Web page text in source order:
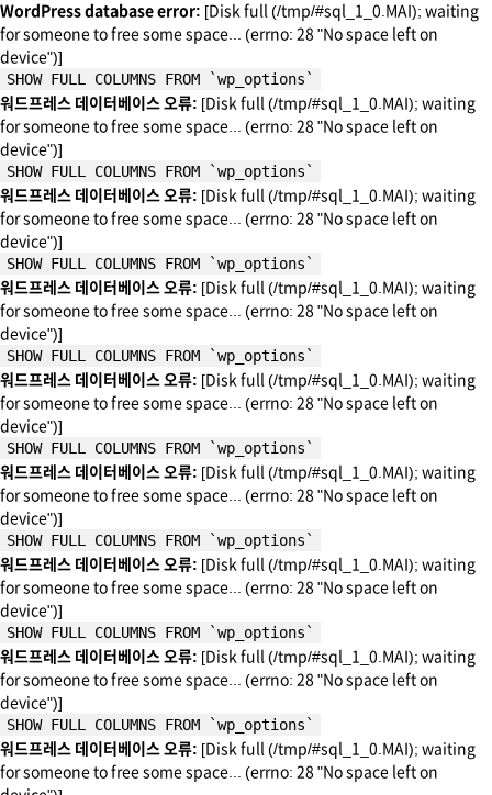
WordPress database error: [Disk full (/tmp/#sql_1_0.MAI); waiting
for someone to free some space... (errno: 28 "No space left on
device")]
SHOW FULL COLUMNS FROM `wp_options`
워드프레스 데이터베이스 오류: [Disk full (/tmp/#sql_1_0.MAI); waiting
for someone to free some space... (errno: 28 "No space left on
device")]
SHOW FULL COLUMNS FROM `wp_options`
워드프레스 데이터베이스 오류: [Disk full (/tmp/#sql_1_0.MAI); waiting
for someone to free some space... (errno: 28 "No space left on
device")]
SHOW FULL COLUMNS FROM `wp_options`
워드프레스 데이터베이스 오류: [Disk full (/tmp/#sql_1_0.MAI); waiting
for someone to free some space... (errno: 28 "No space left on
device")]
SHOW FULL COLUMNS FROM `wp_options`
워드프레스 데이터베이스 오류: [Disk full (/tmp/#sql_1_0.MAI); waiting
for someone to free some space... (errno: 28 "No space left on
device")]
SHOW FULL COLUMNS FROM `wp_options`
워드프레스 데이터베이스 오류: [Disk full (/tmp/#sql_1_0.MAI); waiting
for someone to free some space... (errno: 28 "No space left on
device")]
SHOW FULL COLUMNS FROM `wp_options`
워드프레스 데이터베이스 오류: [Disk full (/tmp/#sql_1_0.MAI); waiting
for someone to free some space... (errno: 28 "No space left on
device")]
SHOW FULL COLUMNS FROM `wp_options`
워드프레스 데이터베이스 오류: [Disk full (/tmp/#sql_1_0.MAI); waiting
for someone to free some space... (errno: 28 "No space left on
device")]
SHOW FULL COLUMNS FROM `wp_options`
워드프레스 데이터베이스 오류: [Disk full (/tmp/#sql_1_0.MAI); waiting
for someone to free some space... (errno: 28 "No space left on